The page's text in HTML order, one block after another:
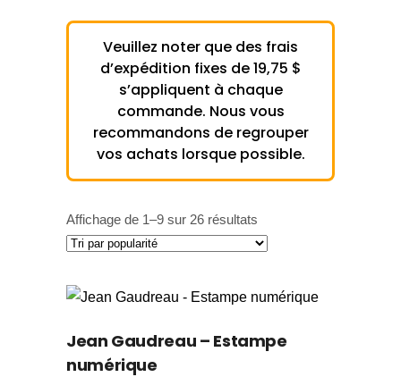
Veuillez noter que des frais
d’expédition fixes de 19,75 $
s’appliquent à chaque
commande. Nous vous
recommandons de regrouper
vos achats lorsque possible.
Affichage de 1–9 sur 26 résultats
Jean Gaudreau – Estampe
numérique